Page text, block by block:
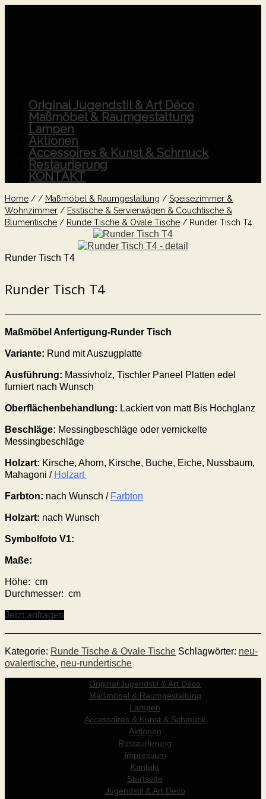
Original Jugendstil & Art Déco
Maßmöbel & Raumgestaltung
Lampen
Aktionen
Accessoires & Kunst & Schmuck
Restaurierung
KONTAKT
Home / / Maßmöbel & Raumgestaltung / Speisezimmer &
Wohnzimmer / Esstische & Servierwägen & Couchtische &
Blumentische / Runde Tische & Ovale Tische / Runder Tisch T4
Runder Tisch T4
Runder Tisch T4
Maßmöbel Anfertigung-Runder Tisch
Variante: Rund mit Auszugplatte
Ausführung: Massivholz, Tischler Paneel Platten edel
furniert nach Wunsch
Oberflächenbehandlung: Lackiert von matt Bis Hochglanz
Beschläge: Messingbeschläge oder vernickelte
Messingbeschläge
Holzart: Kirsche, Ahorn, Kirsche, Buche, Eiche, Nussbaum,
Mahagoni / Holzart
Farbton: nach Wunsch / Farbton
Holzart: nach Wunsch
Symbolfoto V1:
Maße:
Höhe: cm
Durchmesser: cm
Jetzt anfragen
Kategorie: Runde Tische & Ovale Tische Schlagwörter: neu-
ovalertische, neu-rundertische
Original Jugendstil & Art Déco
Maßmöbel & Raumgestaltung
Lampen
Accessoires & Kunst & Schmuck
Aktionen
Restaurierung
Impressum
Kontakt
Startseite
Jugendstil & Art Deco